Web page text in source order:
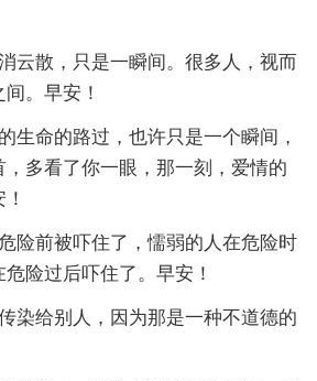
云散，只是一瞬间。很多人，视而
。早安！
生命的路过，也许只是一个瞬间，
多看了你一眼，那一刻，爱情的
险前被吓住了，懦弱的人在危险时
险过后吓住了。早安！
染给别人，因为那是一种不道德的